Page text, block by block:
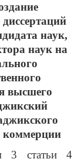
наук,
наук на
высшего
коммерции
3 статьи 4